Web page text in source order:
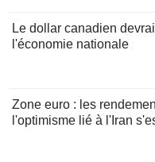
Le dollar canadien
l'économie nationale
Zone euro : les
l'optimisme lié à l'Iran